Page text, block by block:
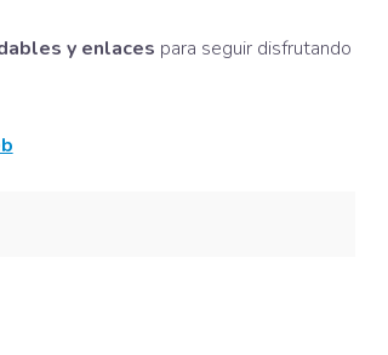
y enlaces para seguir disfrutando